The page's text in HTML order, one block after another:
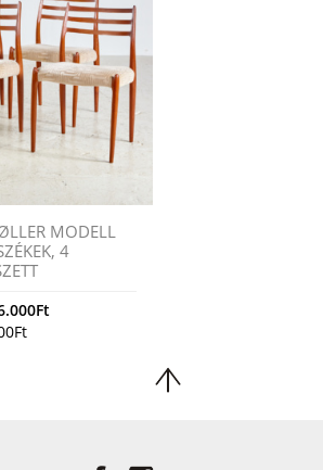
MODELL
4
Ft
Ft